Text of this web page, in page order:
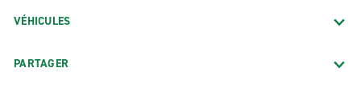
VÉHICULES
PARTAGER